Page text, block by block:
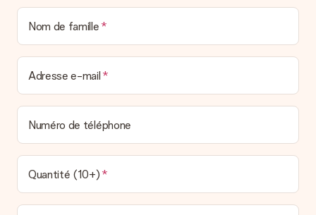
personnel MySurprise. Vous pouvez ainsi être tranquille et
un véritable effet surprise !
Nom de famille
Adresse e-mail
Numéro de téléphone
Quantité (10+)